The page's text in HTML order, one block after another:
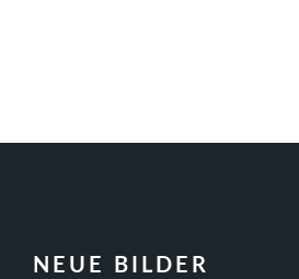
FOOTER
NEUE BILDER